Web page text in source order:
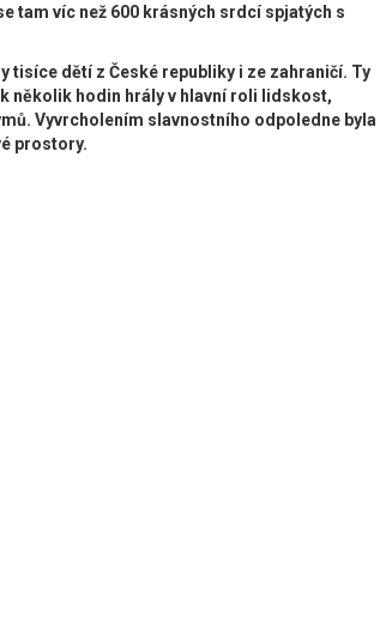
tam víc než 600 krásných srdcí spjatých s
tisíce dětí z České republiky i ze zahraničí. Ty
několik hodin hrály v hlavní roli lidskost,
Vyvrcholením slavnostního odpoledne byla
prostory.